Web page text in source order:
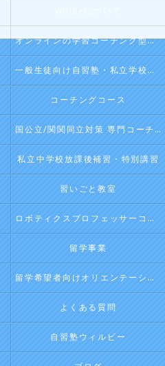
オンラインの学習コーチング型・映像授業型の塾･自習塾WillBeの評判
一般生徒向け自習塾・私立学校向け放課後学習
コーチングコース
国公立/関関同立対策 専門コーチング
私立中学校放課後補習・特別講習
習いごと教室
ロボティクスプロフェッサーコース（ヒューマンアカデミージュニアプログラム）
留学事業
留学希望者向けオリエンテーション
よくある質問
自習塾ウィルビー